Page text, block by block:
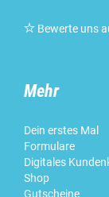
 Bewerte uns
Mehr
Dein erstes Mal
Formulare
Digitales
Shop
Gutscheine